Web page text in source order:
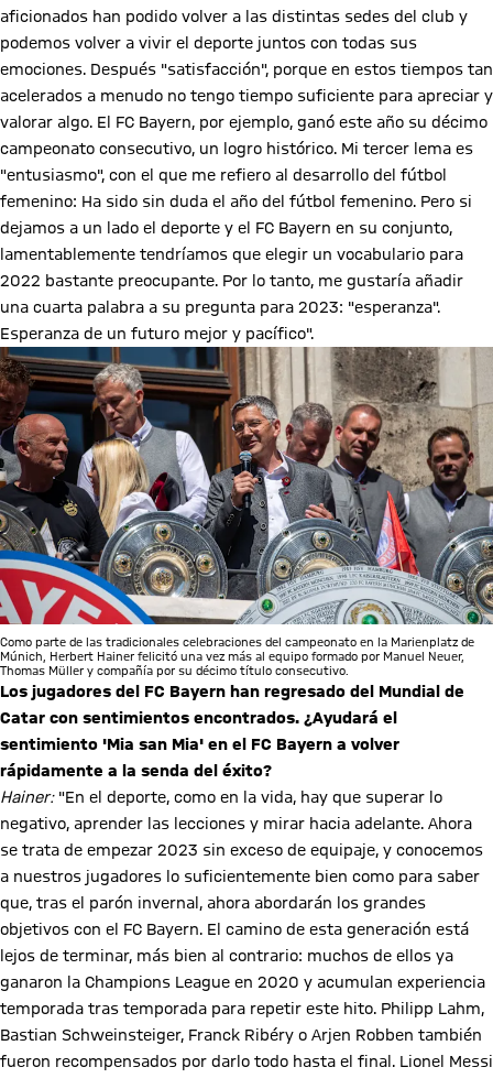
aficionados han podido volver a las distintas sedes del club y
podemos volver a vivir el deporte juntos con todas sus
emociones. Después "satisfacción", porque en estos tiempos tan
acelerados a menudo no tengo tiempo suficiente para apreciar y
valorar algo. El FC Bayern, por ejemplo, ganó este año su décimo
campeonato consecutivo, un logro histórico. Mi tercer lema es
"entusiasmo", con el que me refiero al desarrollo del fútbol
femenino: Ha sido sin duda el año del fútbol femenino. Pero si
dejamos a un lado el deporte y el FC Bayern en su conjunto,
lamentablemente tendríamos que elegir un vocabulario para
2022 bastante preocupante. Por lo tanto, me gustaría añadir
una cuarta palabra a su pregunta para 2023: "esperanza".
Esperanza de un futuro mejor y pacífico".
Como parte de las tradicionales celebraciones del campeonato en la Marienplatz de
Múnich, Herbert Hainer felicitó una vez más al equipo formado por Manuel Neuer,
Thomas Müller y compañía por su décimo título consecutivo.
Los jugadores del FC Bayern han regresado del Mundial de
Catar con sentimientos encontrados. ¿Ayudará el
sentimiento 'Mia san Mia' en el FC Bayern a volver
rápidamente a la senda del éxito?
Hainer: "En el deporte, como en la vida, hay que superar lo
negativo, aprender las lecciones y mirar hacia adelante. Ahora
se trata de empezar 2023 sin exceso de equipaje, y conocemos
a nuestros jugadores lo suficientemente bien como para saber
que, tras el parón invernal, ahora abordarán los grandes
objetivos con el FC Bayern. El camino de esta generación está
lejos de terminar, más bien al contrario: muchos de ellos ya
ganaron la Champions League en 2020 y acumulan experiencia
temporada tras temporada para repetir este hito. Philipp Lahm,
Bastian Schweinsteiger, Franck Ribéry o Arjen Robben también
fueron recompensados por darlo todo hasta el final. Lionel Messi